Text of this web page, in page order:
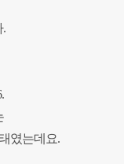
.
였는데요.